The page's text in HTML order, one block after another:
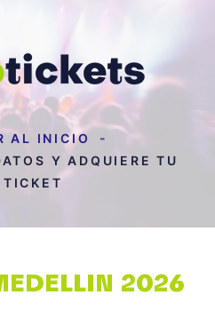
AL INICIO
Y ADQUIERE TU
2026